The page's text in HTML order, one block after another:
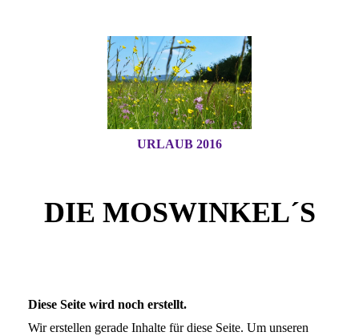
URLAUB 2016
DIE MOSWINKEL´S
Diese Seite wird noch erstellt.
Wir erstellen gerade Inhalte für diese Seite. Um unseren